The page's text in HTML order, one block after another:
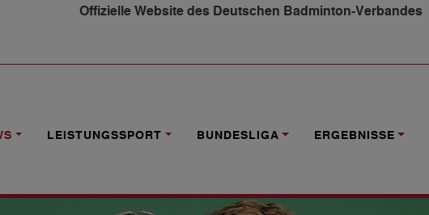
Offizielle Website des Deutschen Badminton-Verbandes
LEISTUNGSSPORT BUNDESLIGA ERGEBNISSE